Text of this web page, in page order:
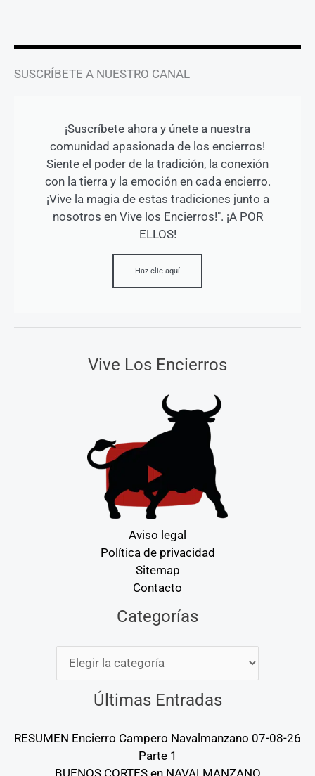
SUSCRÍBETE A NUESTRO CANAL
¡Suscríbete ahora y únete a nuestra
comunidad apasionada de los encierros!
Siente el poder de la tradición, la conexión
con la tierra y la emoción en cada encierro.
¡Vive la magia de estas tradiciones junto a
nosotros en Vive los Encierros!". ¡A POR
ELLOS!
Haz clic aquí
Vive Los Encierros
Aviso legal
Política de privacidad
Sitemap
Contacto
Categorías
Últimas Entradas
RESUMEN Encierro Campero Navalmanzano 07-08-26
Parte 1